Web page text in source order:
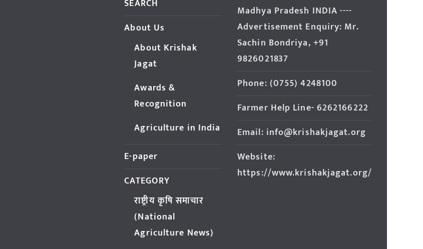
SEARCH
About Us
About Krishak
Jagat
Awards &
Recognition
Agriculture in India
E-paper
CATEGORY
राष्ट्रीय कृषि समाचार
(National
Agriculture News)
Madhya Pradesh INDIA ----
Advertisement Enquiry: Mr.
Sachin Bondriya, +91
9826021837
Phone: (0755) 4248100
Farmer Help Line- 6262166222
Email: info@krishakjagat.org
Website:
https://www.krishakjagat.org/